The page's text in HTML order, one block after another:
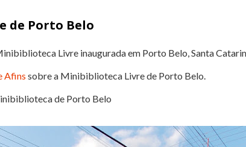
de Porto Belo
Livre inaugurada em Porto Belo, Santa
Afins sobre a Minibiblioteca Livre de Porto Belo.
de Porto Belo